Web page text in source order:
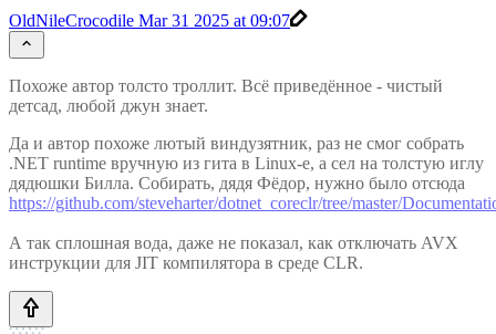
OldNileCrocodile Mar 31 2025 at 09:07
Похоже автор толсто троллит. Всё приведённое - чистый
детсад, любой джун знает.
Да и автор похоже лютый виндузятник, раз не смог собрать
.NET runtime вручную из гита в Linux-e, а сел на толстую иглу
дядюшки Билла. Собирать, дядя Фёдор, нужно было отсюда
https://github.com/steveharter/dotnet_coreclr/tree/master/
А так сплошная вода, даже не показал, как отключать AVX
инструкции для JIT компилятора в среде CLR.